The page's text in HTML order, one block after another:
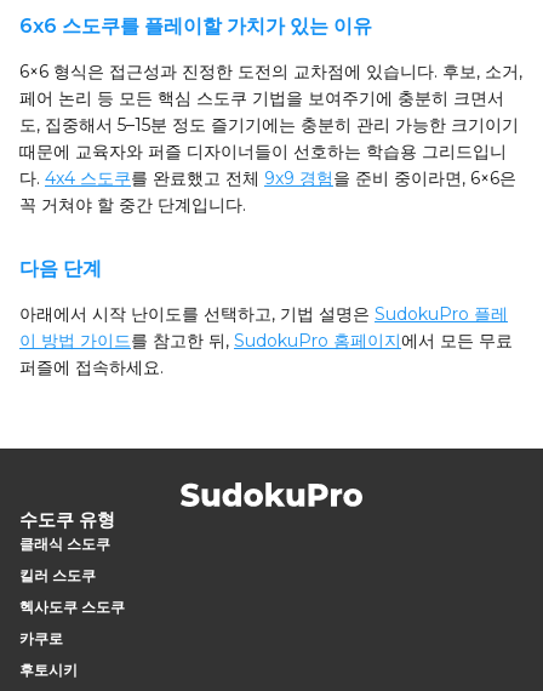
6x6 스도쿠를 플레이할 가치가 있는 이유
6×6 형식은 접근성과 진정한 도전의 교차점에 있습니다. 후보, 소거,
페어 논리 등 모든 핵심 스도쿠 기법을 보여주기에 충분히 크면서
도, 집중해서 5–15분 정도 즐기기에는 충분히 관리 가능한 크기이기
때문에 교육자와 퍼즐 디자이너들이 선호하는 학습용 그리드입니
다. 4x4 스도쿠를 완료했고 전체 9x9 경험을 준비 중이라면, 6×6은
꼭 거쳐야 할 중간 단계입니다.
다음 단계
아래에서 시작 난이도를 선택하고, 기법 설명은 SudokuPro 플레
이 방법 가이드를 참고한 뒤, SudokuPro 홈페이지에서 모든 무료
퍼즐에 접속하세요.
수도쿠 유형
클래식 스도쿠
킬러 스도쿠
헥사도쿠 스도쿠
카쿠로
후토시키